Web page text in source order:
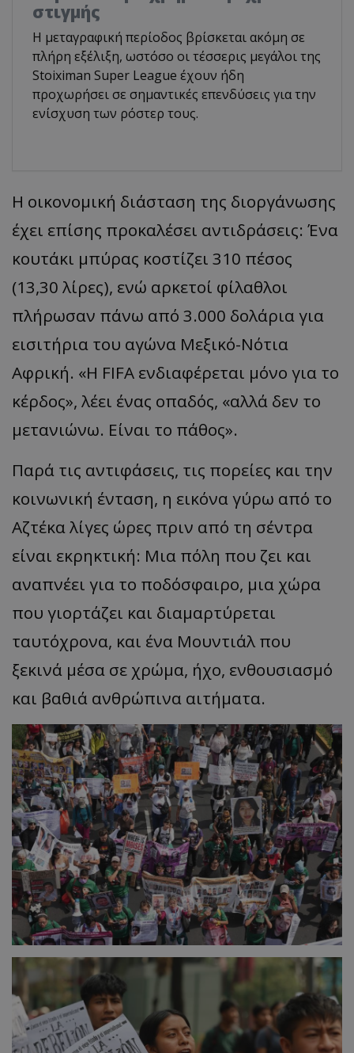
στιγμής
Η μεταγραφική περίοδος βρίσκεται ακόμη σε
πλήρη εξέλιξη, ωστόσο οι τέσσερις μεγάλοι της
Stoiximan Super League έχουν ήδη
προχωρήσει σε σημαντικές επενδύσεις για την
ενίσχυση των ρόστερ τους.
Η οικονομική διάσταση της διοργάνωσης
έχει επίσης προκαλέσει αντιδράσεις: Ένα
κουτάκι μπύρας κοστίζει 310 πέσος
(13,30 λίρες), ενώ αρκετοί φίλαθλοι
πλήρωσαν πάνω από 3.000 δολάρια για
εισιτήρια του αγώνα Μεξικό-Νότια
Αφρική. «Η FIFA ενδιαφέρεται μόνο για το
κέρδος», λέει ένας οπαδός, «αλλά δεν το
μετανιώνω. Είναι το πάθος».
Παρά τις αντιφάσεις, τις πορείες και την
κοινωνική ένταση, η εικόνα γύρω από το
Αζτέκα λίγες ώρες πριν από τη σέντρα
είναι εκρηκτική: Μια πόλη που ζει και
αναπνέει για το ποδόσφαιρο, μια χώρα
που γιορτάζει και διαμαρτύρεται
ταυτόχρονα, και ένα Μουντιάλ που
ξεκινά μέσα σε χρώμα, ήχο, ενθουσιασμό
και βαθιά ανθρώπινα αιτήματα.